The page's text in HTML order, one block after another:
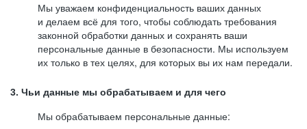
Мы уважаем конфиденциальность ваших данных
и делаем всё для того, чтобы соблюдать требования
законной обработки данных и сохранять ваши
персональные данные в безопасности. Мы используем
их только в тех целях, для которых вы их нам передали.
3. Чьи данные мы обрабатываем и для чего
Мы обрабатываем персональные данные: